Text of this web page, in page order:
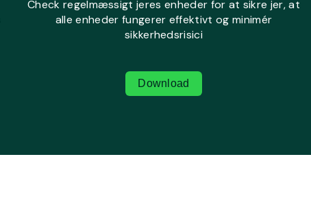
Check regelmæssigt jeres enheder for at sikre jer, at
alle enheder fungerer effektivt og minimér
sikkerhedsrisici
Download